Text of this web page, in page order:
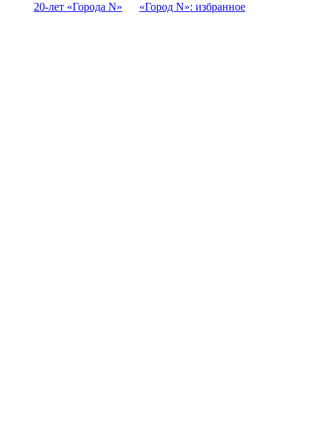
20-лет «Города N» «Город N»: избранное